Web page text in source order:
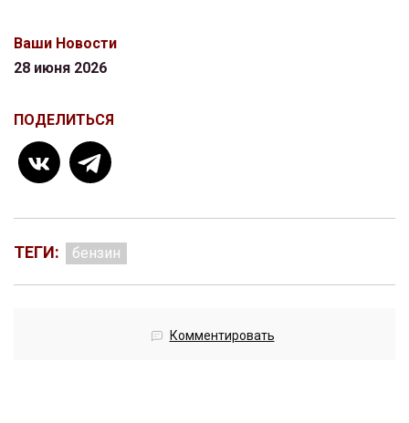
Ваши Новости
28 июня 2026
ПОДЕЛИТЬСЯ
ТЕГИ: бензин
Комментировать